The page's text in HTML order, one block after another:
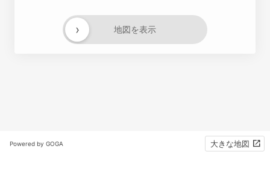
地図を表示
›
Powered by GOGA 大きな地図